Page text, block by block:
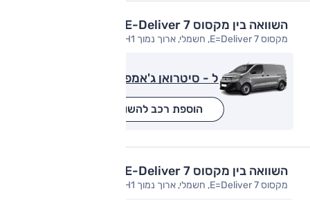
השוואה בין מקסוס E-Deliver 7
מקסוס E=Deliver 7, חשמלי, ארוך נמוך L2H1 (יבוא אוטו חן)
ל - סיטרואן ג'אמפי
הוספת רכב להשוואה
השוואה בין מקסוס E-Deliver 7
מקסוס E=Deliver 7, חשמלי, ארוך נמוך L2H1 (יבוא אוטו חן)